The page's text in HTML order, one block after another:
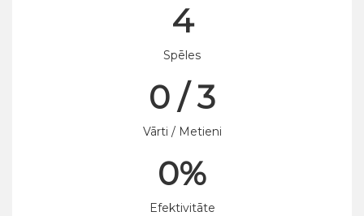
4
Spēles
0 / 3
Vārti / Metieni
0%
Efektivitāte